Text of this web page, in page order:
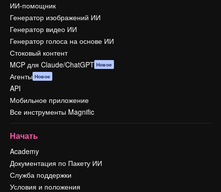
ИИ-помощник
Генератор изображений ИИ
Генератор видео ИИ
Генератор голоса на основе ИИ
Стоковый контент
MCP для Claude/ChatGPT Новое
Агенты Новое
API
Мобильное приложение
Все инструменты Magnific
Начать
Academy
Документация по Пакету ИИ
Служба поддержки
Условия и положения